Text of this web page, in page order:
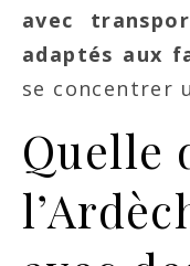
avec
adaptés aux
se concentrer
Quelle